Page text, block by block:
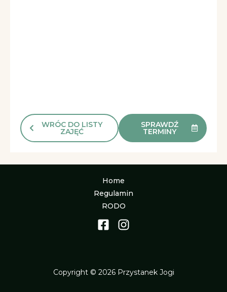
SPRAWDŹ
TERMINY
WRÓC DO LISTY
ZAJĘĆ
Home
Regulamin
RODO
Copyright © 2026 Przystanek Jogi